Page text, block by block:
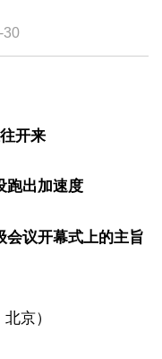
30
开来
跑出加速度
议开幕式上的主旨
京）